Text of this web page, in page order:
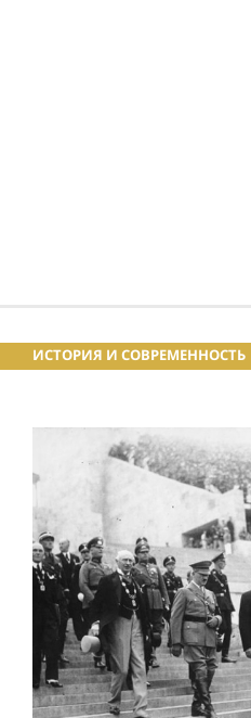
ИСТОРИЯ И СОВРЕМЕННОСТЬ